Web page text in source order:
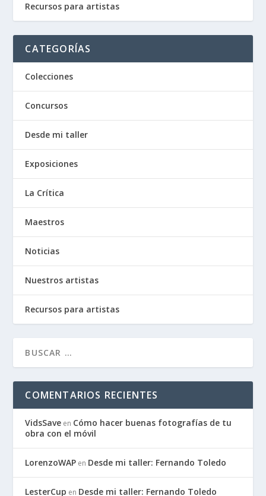
Recursos para artistas
CATEGORÍAS
Colecciones
Concursos
Desde mi taller
Exposiciones
La Crítica
Maestros
Noticias
Nuestros artistas
Recursos para artistas
COMENTARIOS RECIENTES
VidsSave en Cómo hacer buenas fotografías de tu
obra con el móvil
LorenzoWAP en Desde mi taller: Fernando Toledo
LesterCup en Desde mi taller: Fernando Toledo